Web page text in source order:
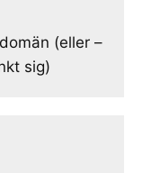
(eller –
sig)